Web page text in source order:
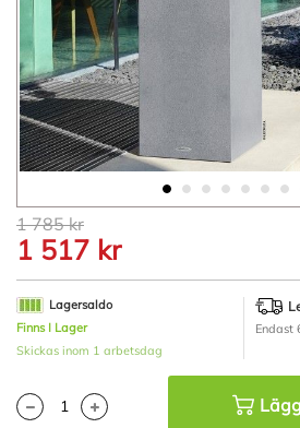
Hoppa
till
början
av
bildgalleriet
1 785 kr
1 517 kr
Lagersaldo
Finns I Lager
Skickas inom 1 arbetsdag
Endast